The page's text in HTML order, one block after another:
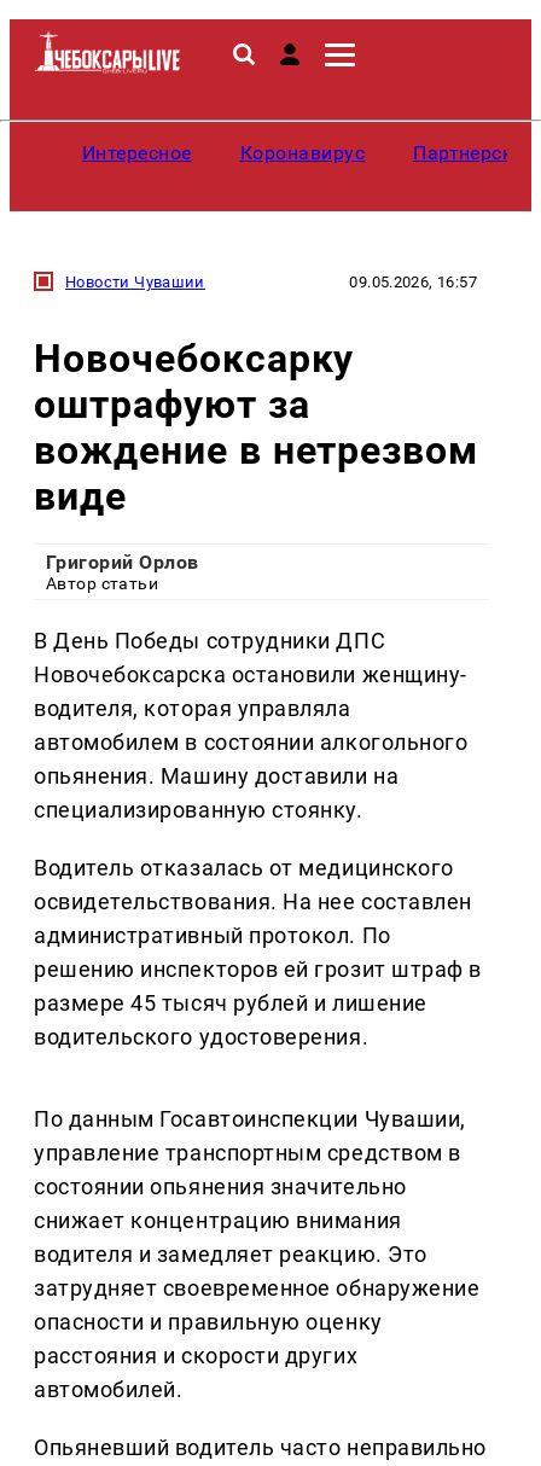
Интересное Коронавирус
Новости Чувашии 09.05.2026, 16:57
Новочебоксарку
оштрафуют за
вождение в нетрезвом
виде
Григорий Орлов
Автор статьи
В День Победы сотрудники ДПС
Новочебоксарска остановили женщину-
водителя, которая управляла
автомобилем в состоянии алкогольного
опьянения. Машину доставили на
специализированную стоянку.
Водитель отказалась от медицинского
освидетельствования. На нее составлен
административный протокол. По
решению инспекторов ей грозит штраф в
размере 45 тысяч рублей и лишение
водительского удостоверения.
По данным Госавтоинспекции Чувашии,
управление транспортным средством в
состоянии опьянения значительно
снижает концентрацию внимания
водителя и замедляет реакцию. Это
затрудняет своевременное обнаружение
опасности и правильную оценку
расстояния и скорости других
автомобилей.
Опьяневший водитель часто неправильно